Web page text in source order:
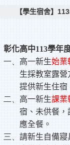
【學生宿舍】
彰化高中113學年
一、 高一新生始業
生採教室露
提供新生住宿
二、 高一新生課業
宿、未供餐，
應全餐。
三、 請新生自備寢